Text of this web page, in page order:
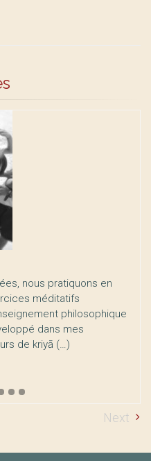
nous pratiquons en
méditatifs
philosophique
dans mes
de kriyā (…)
Next